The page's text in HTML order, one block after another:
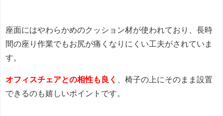
座面にはやわらかめのクッション材が使われており、長時
間の座り作業でもお尻が痛くなりにくい工夫がされていま
す。
オフィスチェアとの相性も良く
、椅子の上にそのまま設置
できるのも嬉しいポイントです。